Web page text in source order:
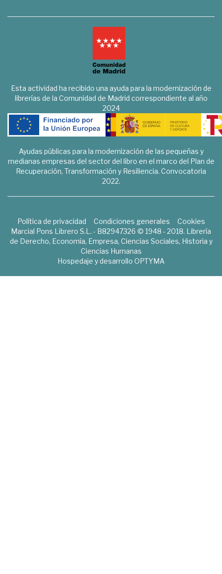
Esta actividad ha recibido una ayuda para la modernización de
librerías de la Comunidad de Madrid correspondiente al año
2024
Ayudas públicas para la modernización de las pequeñas y
medianas empresas del sector del libro en el marco del Plan de
Recuperación, Transformación y Resiliencia. Convocatoria
2022.
Política de privacidad Condiciones generales
Cookies
Marcial Pons Librero S.L. - B82947326 © 1948 - 2018. Librería
de Derecho, Economía, Empresa, Ciencias Sociales, Historia y
Ciencias Humanas
Hospedaje y desarrollo OPTYMA